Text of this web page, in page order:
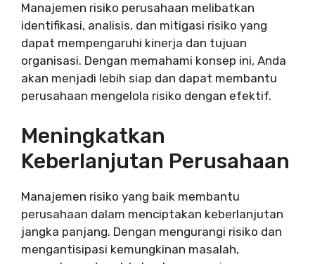
Manajemen risiko perusahaan melibatkan
identifikasi, analisis, dan mitigasi risiko yang
dapat mempengaruhi kinerja dan tujuan
organisasi. Dengan memahami konsep ini, Anda
akan menjadi lebih siap dan dapat membantu
perusahaan mengelola risiko dengan efektif.
Meningkatkan
Keberlanjutan Perusahaan
Manajemen risiko yang baik membantu
perusahaan dalam menciptakan keberlanjutan
jangka panjang. Dengan mengurangi risiko dan
mengantisipasi kemungkinan masalah,